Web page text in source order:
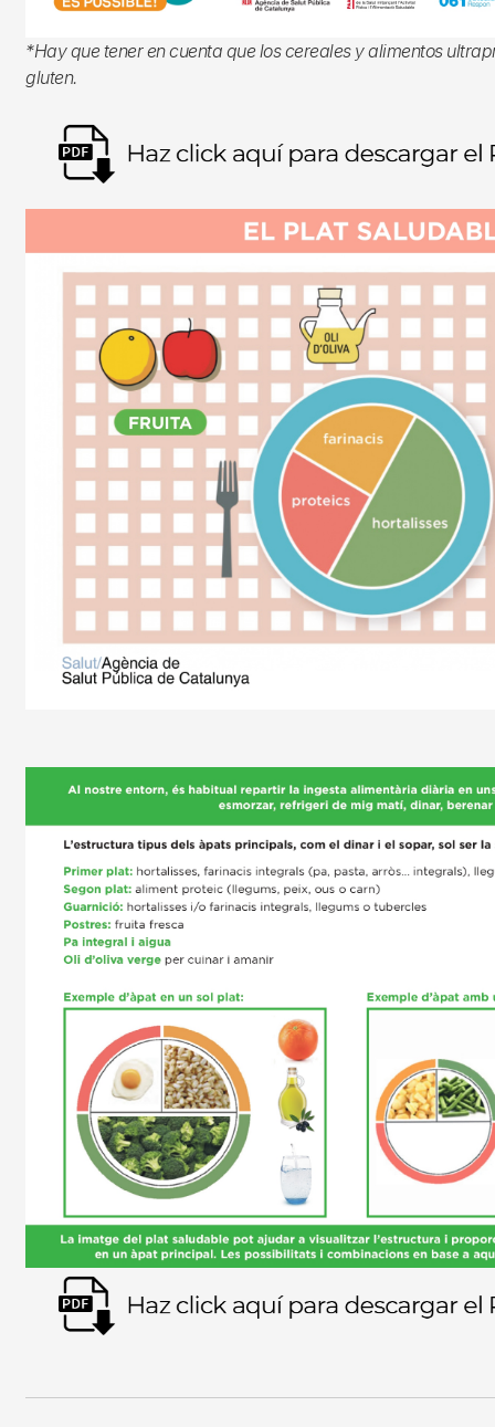
*Hay que tener en cuenta que los cereales y alimentos
gluten.
Imagen
Imagen
Imagen